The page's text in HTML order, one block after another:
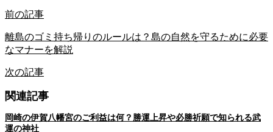
前の記事
離島のゴミ持ち帰りのルールは？島の自然を守るために必要
なマナーを解説
次の記事
関連記事
岡崎の伊賀八幡宮のご利益は何？勝運上昇や必勝祈願で知られる武
運の神社